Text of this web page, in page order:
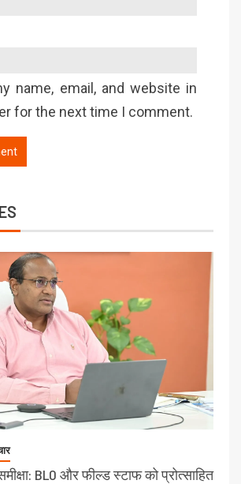
name, email, and website in
for the next time I comment.
BLO और फील्ड स्टाफ को प्रोत्साहित